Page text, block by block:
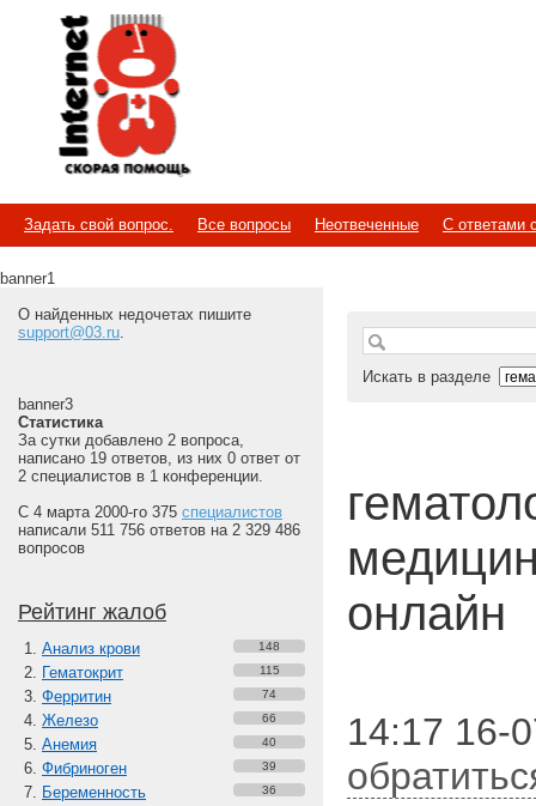
Internet
Скорая помощь
Задать свой вопрос. Все вопросы Неотвеченные С ответами
banner1
О найденных недочетах пишите
support@03.ru.
banner3
Статистика
За сутки добавлено 2 вопроса,
написано 19 ответов, из них 0 ответ от
2 специалистов в 1 конференции.
С 4 марта 2000-го 375 специалистов
написали 511 756 ответов на 2 329 486
вопросов
Рейтинг жалоб
Анализ крови 148
Гематокрит 115
Ферритин 74
Железо 66
Анемия 40
Фибриноген 39
Беременность 36
Искать в разделе
онлайн
14:17 16-